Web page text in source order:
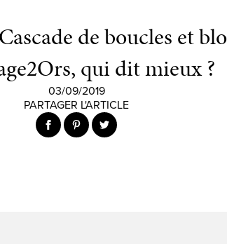
de boucles et
qui dit mieux ?
03/09/2019
PARTAGER L'ARTICLE